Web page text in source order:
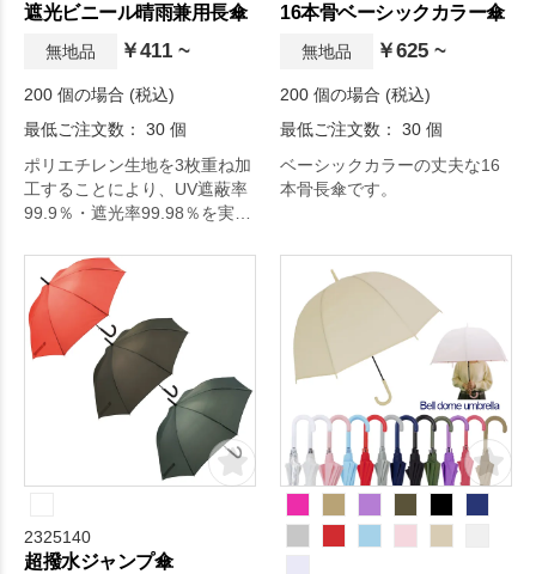
遮光ビニール晴雨兼用長傘
無地品 ￥411 ~
200 個の場合 (税込)
最低ご注文数： 30 個
ポリエチレン生地を3枚重ね加
工することにより、UV遮蔽率
99.9％・遮光率99.98％を実現
16本骨ベーシックカラー傘
無地品 ￥625 ~
200 個の場合 (税込)
最低ご注文数： 30 個
ベーシックカラーの丈夫な16
本骨長傘です。
2325140
超撥水ジャンプ傘